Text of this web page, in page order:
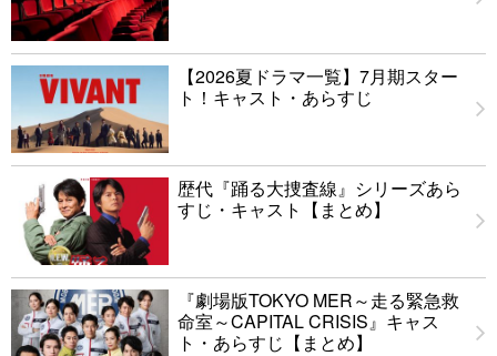
【2026夏ドラマ一覧】7月期スター
ト！キャスト・あらすじ
歴代『踊る大捜査線』シリーズあら
すじ・キャスト【まとめ】
『劇場版TOKYO MER～走る緊急救
命室～CAPITAL CRISIS』キャス
ト・あらすじ【まとめ】